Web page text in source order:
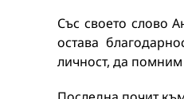
Със своето слово
остава
личност, да